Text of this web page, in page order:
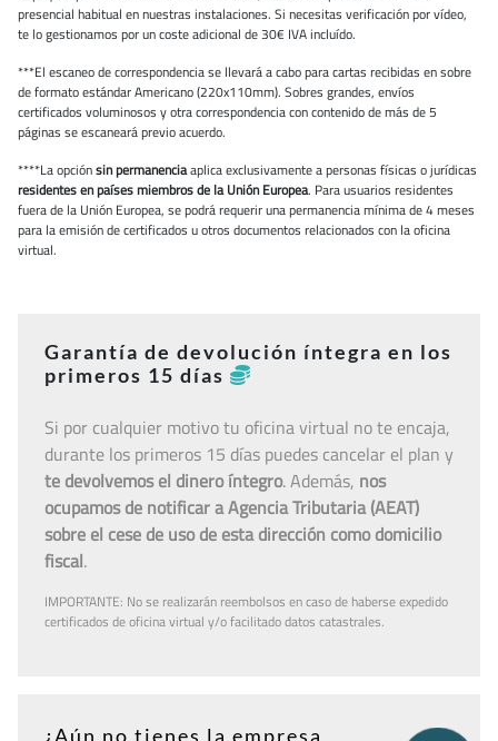
presencial habitual en nuestras instalaciones. Si necesitas verificación por vídeo,
te lo gestionamos por un coste adicional de 30€ IVA incluído.
***El escaneo de correspondencia se llevará a cabo para cartas recibidas en sobre
de formato estándar Americano (220x110mm). Sobres grandes, envíos
certificados voluminosos y otra correspondencia con contenido de más de 5
páginas se escaneará previo acuerdo.
****La opciónsin permanenciaaplica exclusivamente a personas físicas o jurídicas
residentes en países miembros de la Unión Europea. Para usuarios residentes
fuera de la Unión Europea, se podrá requerir una permanencia mínima de 4 meses
para la emisión de certificados u otros documentos relacionados con la oficina
virtual.
Garantía de devolución íntegra en los
primeros 15 días
Si por cualquier motivo tu oficina virtual no te encaja,
durante los primeros 15 días puedes cancelar el plan y
te devolvemos el dinero íntegro. Además, nos
ocupamos de notificar a Agencia Tributaria (AEAT)
sobre el cese de uso de esta dirección como domicilio
fiscal.
IMPORTANTE: No se realizarán reembolsos en caso de haberse expedido
certificados de oficina virtual y/o facilitado datos catastrales.
¿Aún no tienes la empresa